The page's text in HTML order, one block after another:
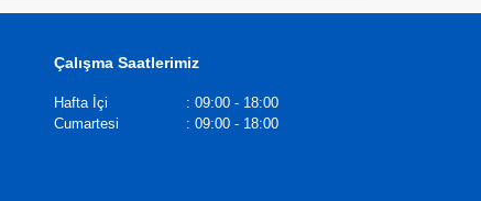
Çalışma Saatlerimiz
Hafta İçi : 09:00 - 18:00
Cumartesi
: 09:00 - 18:00